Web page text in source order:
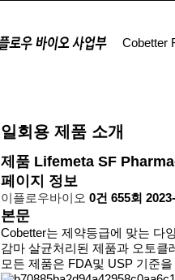
Cobetter
일회용 제품 소개
제품 Lifemeta SF
페이지 정보
이플로우바이오 0건 655회
본문
Cobetter는 제약등급에 맞는 다
감마 살균처리된 제품과 오토클
모든 제품은 FDA및 USP 기준